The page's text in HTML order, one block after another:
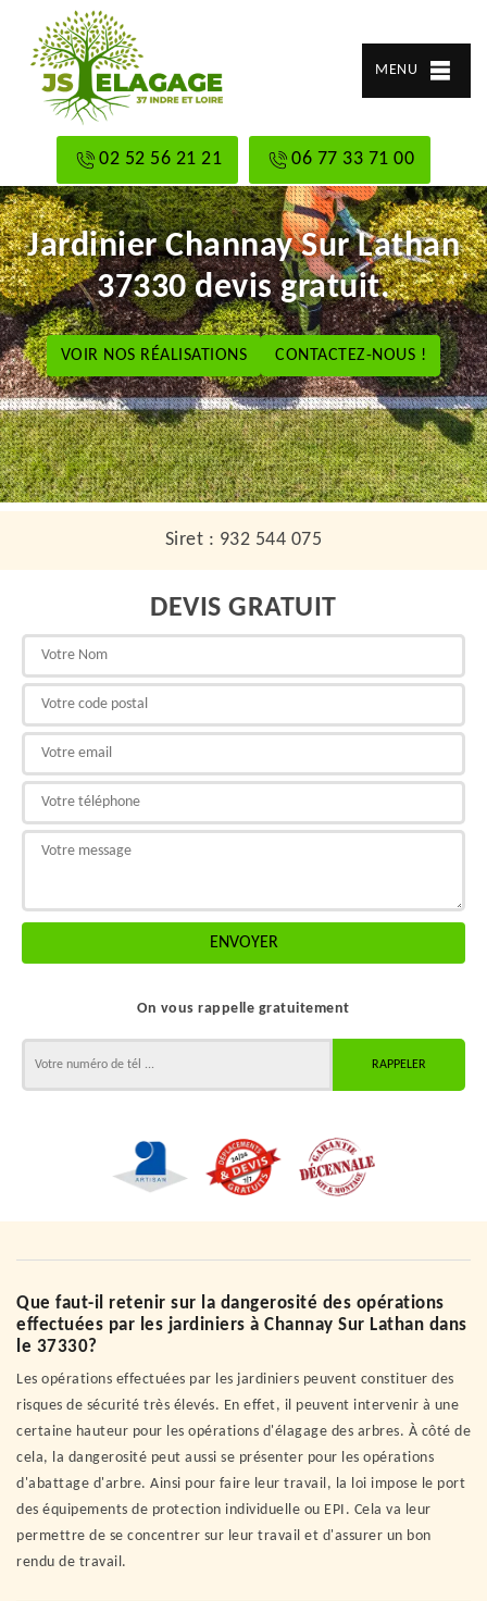
MENU
02 52 56 21 21 06 77 33 71 00
Jardinier Channay Sur Lathan
37330 devis gratuit.
VOIR NOS RÉALISATIONS CONTACTEZ-NOUS !
Siret : 932 544 075
DEVIS GRATUIT
On vous rappelle gratuitement
Que faut-il retenir sur la dangerosité des opérations
effectuées par les jardiniers à Channay Sur Lathan dans
le 37330?
Les opérations effectuées par les jardiniers peuvent constituer des
risques de sécurité très élevés. En effet, il peuvent intervenir à une
certaine hauteur pour les opérations d'élagage des arbres. À côté de
cela, la dangerosité peut aussi se présenter pour les opérations
d'abattage d'arbre. Ainsi pour faire leur travail, la loi impose le port
des équipements de protection individuelle ou EPI. Cela va leur
permettre de se concentrer sur leur travail et d'assurer un bon
rendu de travail.